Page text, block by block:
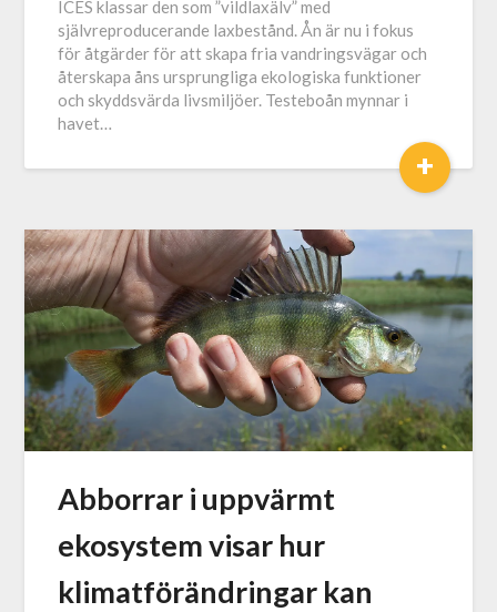
ICES klassar den som ”vildlaxälv” med
självreproducerande laxbestånd. Ån är nu i fokus
för åtgärder för att skapa fria vandringsvägar och
återskapa åns ursprungliga ekologiska funktioner
och skyddsvärda livsmiljöer. Testeboån mynnar i
havet…
+
Abborrar i uppvärmt
ekosystem visar hur
klimatförändringar kan